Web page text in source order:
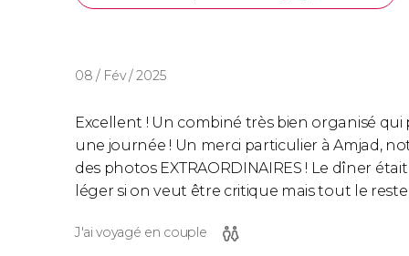
08 / Fév / 2025
Excellent ! Un combiné très bien organisé
une journée ! Un merci particulier à Amjad,
des photos EXTRAORDINAIRES ! Le dîner
léger si on veut être critique mais tout le
J'ai voyagé en couple